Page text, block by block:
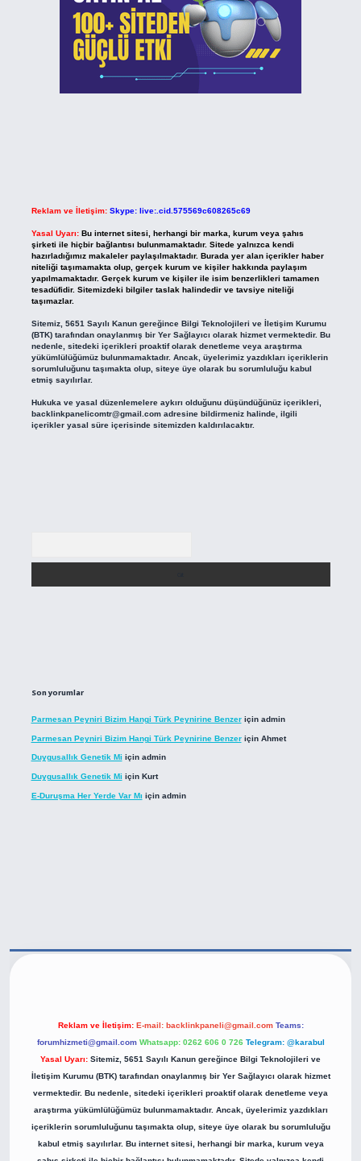
Reklam ve İletişim: Skype: live:.cid.575569c608265c69
Yasal Uyarı: Bu internet sitesi, herhangi bir marka, kurum veya şahıs
şirketi ile hiçbir bağlantısı bulunmamaktadır. Sitede yalnızca kendi
hazırladığımız makaleler paylaşılmaktadır. Burada yer alan içerikler haber
niteliği taşımamakta olup, gerçek kurum ve kişiler hakkında paylaşım
yapılmamaktadır. Gerçek kurum ve kişiler ile isim benzerlikleri tamamen
tesadüfidir. Sitemizdeki bilgiler taslak halindedir ve tavsiye niteliği
taşımazlar.
Sitemiz, 5651 Sayılı Kanun gereğince Bilgi Teknolojileri ve İletişim Kurumu
(BTK) tarafından onaylanmış bir Yer Sağlayıcı olarak hizmet vermektedir. Bu
nedenle, sitedeki içerikleri proaktif olarak denetleme veya araştırma
yükümlülüğümüz bulunmamaktadır. Ancak, üyelerimiz yazdıkları içeriklerin
sorumluluğunu taşımakta olup, siteye üye olarak bu sorumluluğu kabul
etmiş sayılırlar.
Hukuka ve yasal düzenlemelere aykırı olduğunu düşündüğünüz içerikleri,
backlinkpanelicomtr@gmail.comadresine bildirmeniz halinde, ilgili
içerikler yasal süre içerisinde sitemizden kaldırılacaktır.
Son yorumlar
Parmesan Peyniri Bizim Hangi Türk Peynirine Benzeriçin admin
Parmesan Peyniri Bizim Hangi Türk Peynirine Benzeriçin Ahmet
Duygusallık Genetik Mi için admin
Duygusallık Genetik Mi için Kurt
E-Duruşma Her Yerde Var Mı için admin
Reklam ve İletişim: E-mail: backlinkpaneli@gmail.com Teams:
forumhizmeti@gmail.com Whatsapp: 0262 606 0 726 Telegram: @karabul
Yasal Uyarı: Sitemiz, 5651 Sayılı Kanun gereğince Bilgi Teknolojileri ve
İletişim Kurumu (BTK) tarafından onaylanmış bir Yer Sağlayıcı olarak hizmet
vermektedir. Bu nedenle, sitedeki içerikleri proaktif olarak denetleme veya
araştırma yükümlülüğümüz bulunmamaktadır. Ancak, üyelerimiz yazdıkları
içeriklerin sorumluluğunu taşımakta olup, siteye üye olarak bu sorumluluğu
kabul etmiş sayılırlar. Bu internet sitesi, herhangi bir marka, kurum veya